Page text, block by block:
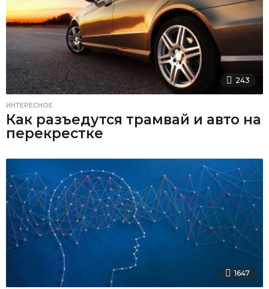
243
ИНТЕРЕСНОЕ
Как разъедутся трамвай и авто на
перекрестке
1647